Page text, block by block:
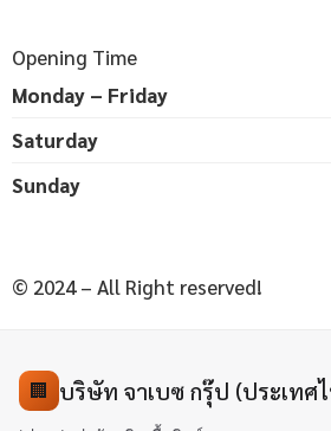
Opening Time
Monday – Friday
Saturday
Sunday
© 2024 – All Right reserved!
🏢 บริษัท จาเบซ กรุ๊ป (ประเทศ